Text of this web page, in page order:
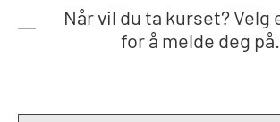
Når vil du ta kurset? Velg
for å melde deg på.